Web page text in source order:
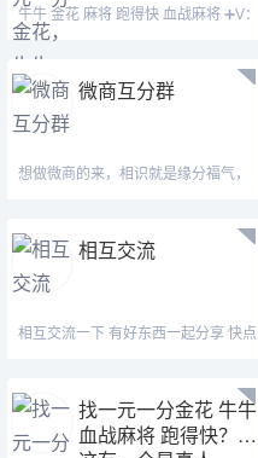
牛牛 金花 麻将 跑得快 血战麻将 ➕V：
微商互分群
想做微商的来，相识就是缘分福气，
相互交流
相互交流一下 有好东西一起分享 快点
找一元一分金花 牛牛
血战麻将 跑得快？我